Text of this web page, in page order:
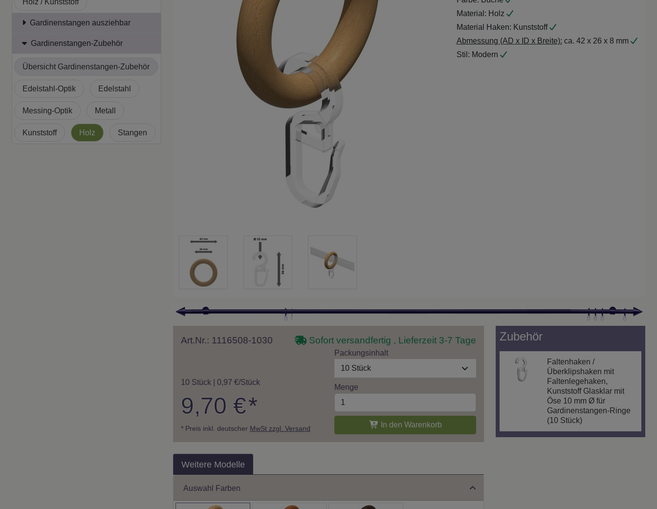
Holz / Kunststoff
Gardinenstangen ausziehbar
Gardinenstangen-Zubehör
Übersicht Gardinenstangen-Zubehör
Edelstahl-Optik Edelstahl
Messing-Optik Metall
Kunststoff Holz Stangen
Material: Holz
Material Haken: Kunststoff
Abmessung (AD x ID x Breite): ca. 42 x 26 x 8 mm
Stil: Modern
Art.Nr.: 1116508-1030 Sofort versandfertig , Lieferzeit 3-7 Tage
10 Stück | 0,97 €/Stück
9,70 €*
* Preis inkl. deutscher MwSt zzgl. Versand
Packungsinhalt
10 Stück
Menge
In den Warenkorb
Weitere Modelle
Auswahl Farben
Zubehör
Faltenhaken /
Überklipshaken mit
Faltenlegehaken,
Kunststoff Glasklar mit
Öse 10 mm Ø für
Gardinenstangen-Ringe
(10 Stück)